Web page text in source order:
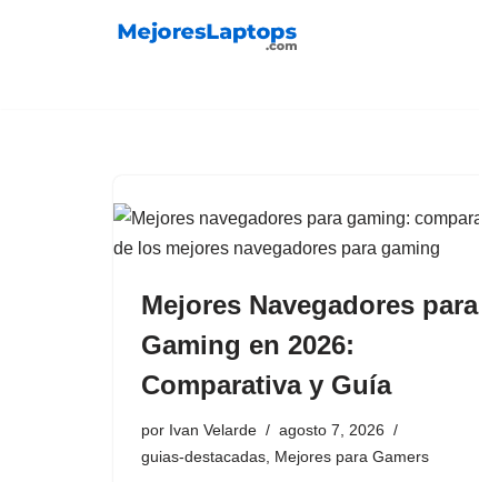
Mejores Navegadores para
Gaming en 2026:
Comparativa y Guía
por Ivan Velarde
agosto 7, 2026
guias-destacadas Mejores para Gamers